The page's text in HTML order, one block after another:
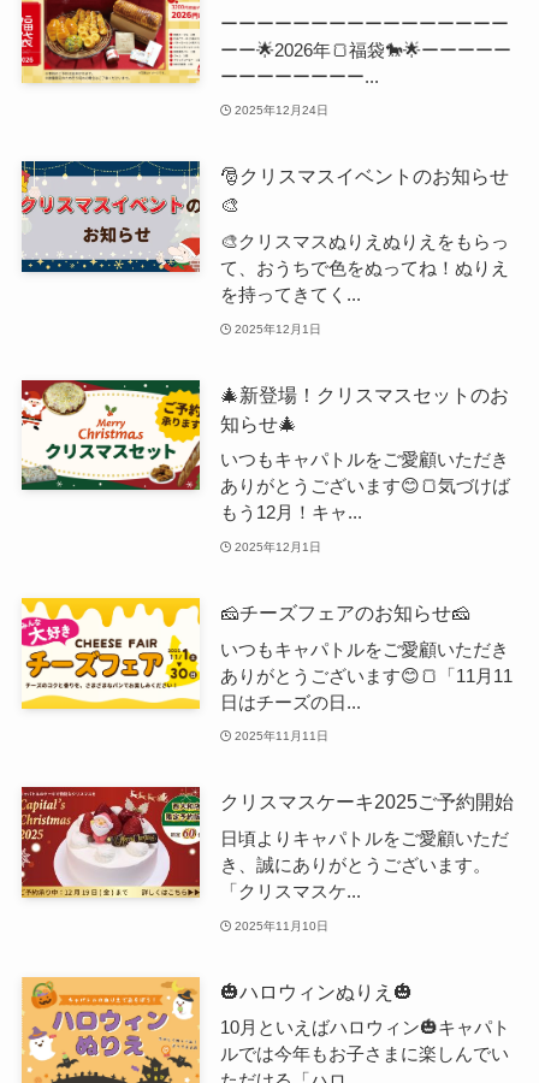
ーーーーーーーーーーーーーーーー
ーー🌟2026年🍞福袋🐎🌟ーーーーー
ーーーーーーーー...
2025年12月24日
🎅クリスマスイベントのお知らせ
🎨
🎨クリスマスぬりえぬりえをもらっ
て、おうちで色をぬってね！ぬりえ
を持ってきてく...
2025年12月1日
🎄新登場！クリスマスセットのお
知らせ🎄
いつもキャパトルをご愛顧いただき
ありがとうございます😊🍞気づけば
もう12月！キャ...
2025年12月1日
🧀チーズフェアのお知らせ🧀
いつもキャパトルをご愛顧いただき
ありがとうございます😊🍞「11月11
日はチーズの日...
2025年11月11日
クリスマスケーキ2025ご予約開始
日頃よりキャパトルをご愛顧いただ
き、誠にありがとうございます。
「クリスマスケ...
2025年11月10日
🎃ハロウィンぬりえ🎃
10月といえばハロウィン🎃キャパト
ルでは今年もお子さまに楽しんでい